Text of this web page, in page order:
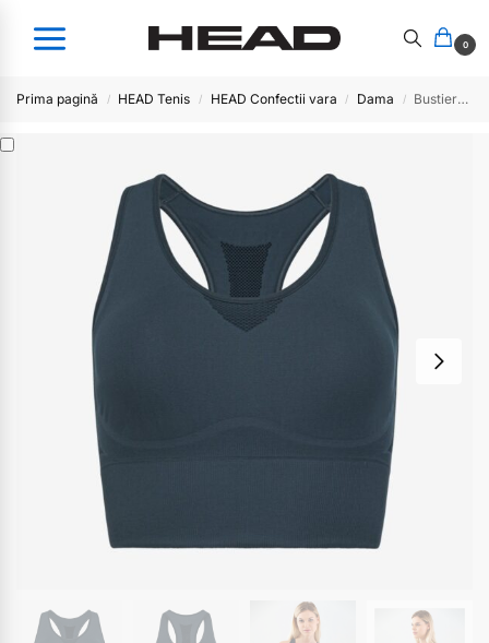
0
Prima pagină / HEAD Tenis / HEAD Confectii vara / Dama / Bustiera FLEX Seamless Women-bk